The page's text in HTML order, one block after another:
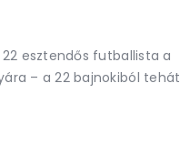
esztendős futballista a
– a 22 bajnokiból tehát